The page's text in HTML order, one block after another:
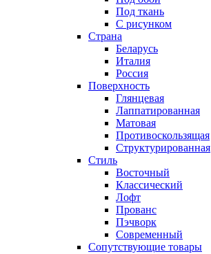
Под ткань
С рисунком
Страна
Беларусь
Италия
Россия
Поверхность
Глянцевая
Лаппатированная
Матовая
Противоскользящая
Структурированная
Стиль
Восточный
Классический
Лофт
Прованс
Пэчворк
Современный
Сопутствующие товары